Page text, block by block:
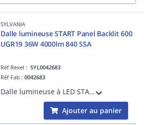
SYLVANIA
Dalle lumineuse START Panel Backlit 600
UGR19 36W 4000lm 840 SSA
Réf Rexel :SYL0042683
Réf Fab :0042683
Dalle lumineuse à LED START Panel Technologie Backlit (rétroéclairée) 600x600mm - UGR19 - 36W - 4000lm - IRC80 - 4000K - Version SylSmart Connected avec capteur
Ajouter au panier